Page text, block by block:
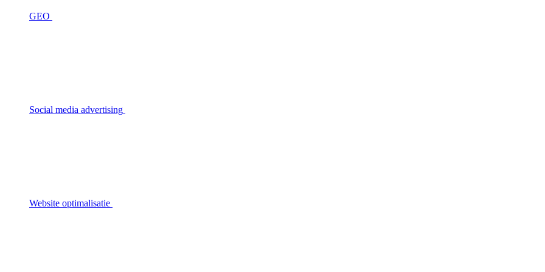
GEO
Social media advertising
Website optimalisatie